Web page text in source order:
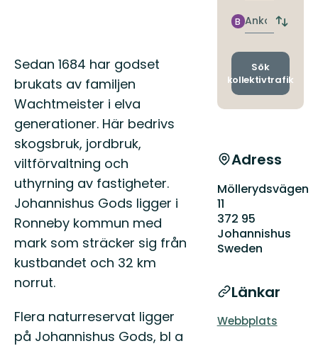
Beskrivning
Sedan 1684 har godset
brukats av familjen
Wachtmeister i elva
generationer. Här bedrivs
skogsbruk, jordbruk,
viltförvaltning och
uthyrning av fastigheter.
Johannishus Gods ligger i
Ronneby kommun med
mark som sträcker sig från
kustbandet och 32 km
norrut.
Flera naturreservat ligger
på Johannishus Gods, bl a
Ankomst
B
Byt
och
Sök
kollektivtrafik
Adress
Möllerydsvägen
11
372 95
Johannishus
Sweden
Länkar
Webbplats